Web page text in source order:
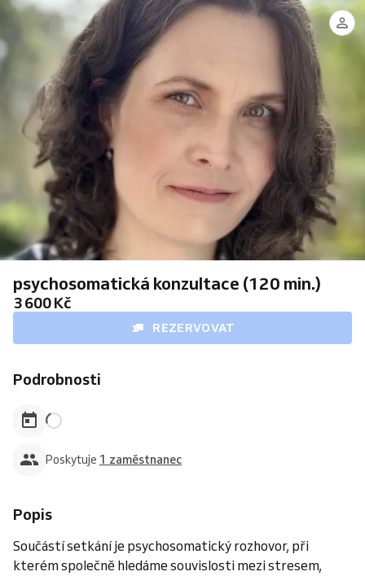
psychosomatická konzultace (120 min.)
3 600 Kč
REZERVOVAT
Podrobnosti
Poskytuje 1 zaměstnanec
Popis
Součástí setkání je psychosomatický rozhovor, při
kterém společně hledáme souvislosti mezi stresem,
Veronika
Procházková
770
380
B2/B)